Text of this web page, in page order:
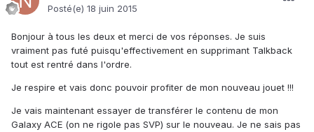
Posté(e) 18 juin 2015
Bonjour à tous les deux et merci de vos réponses. Je suis
vraiment pas futé puisqu'effectivement en supprimant Talkback
tout est rentré dans l'ordre.
Je respire et vais donc pouvoir profiter de mon nouveau jouet !!!
Je vais maintenant essayer de transférer le contenu de mon
Galaxy ACE (on ne rigole pas SVP) sur le nouveau. Je ne sais pas